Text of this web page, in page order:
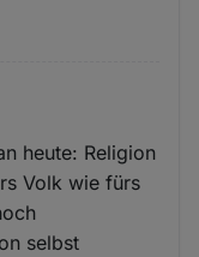
heute: Religion
Volk wie fürs
selbst